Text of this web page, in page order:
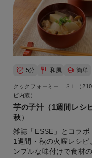
5分 和風 簡単
クックフォーミー ３Ｌ（210
ピ内蔵）
芋の子汁（1週間レシ
秋）
雑誌「ESSE」とコラボ
1週間・秋の火曜レシピ
ンプルな味付けで食材の